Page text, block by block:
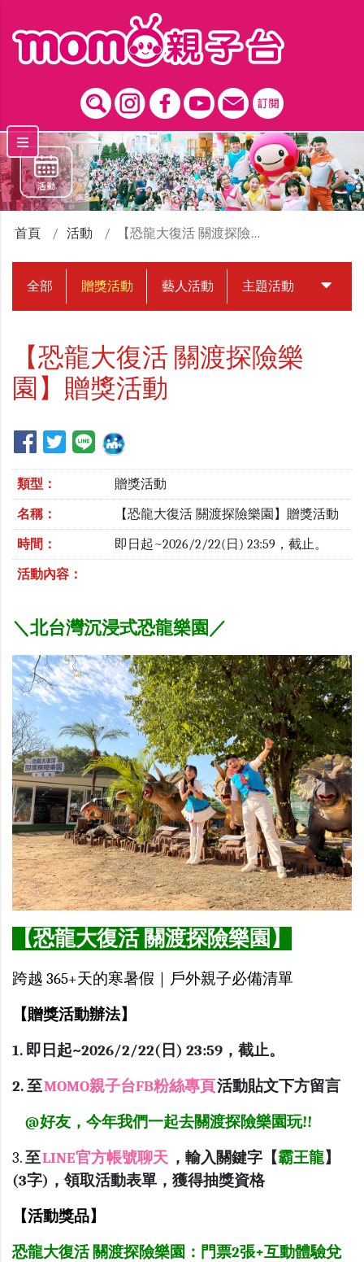
首頁 活動 【恐龍大復活 關渡探險樂園】贈獎活動
全部 贈獎活動 藝人活動 主題活動 中獎名
【恐龍大復活 關渡探險樂
園】贈獎活動
類型： 贈獎活動
名稱： 【恐龍大復活 關渡探險樂園】贈獎活動
時間： 即日起~2026/2/22(日) 23:59，截止。
活動內容：
＼北台灣沉浸式恐龍樂園／
【恐龍大復活 關渡探險樂園】
跨越 365+天的寒暑假｜戶外親子必備清單
【贈獎活動辦法】
1. 即日起~2026/2/22(日) 23:59，截止。
2. 至MOMO親子台FB粉絲專頁活動貼文下方留言
@好友，今年我們一起去關渡探險樂園玩!!
3.至LINE官方帳號聊天 ，輸入關鍵字【霸王龍】
(3字)，領取活動表單，獲得抽獎資格
【活動獎品】
恐龍大復活 關渡探險樂園：門票2張+互動體驗兌